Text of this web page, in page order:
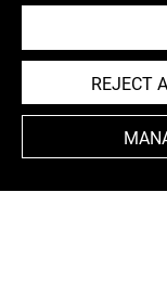
REJECT